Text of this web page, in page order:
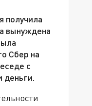
получила
вынуждена
Сбер на
с
деньги.